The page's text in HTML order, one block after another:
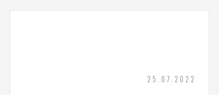
25.07.2022